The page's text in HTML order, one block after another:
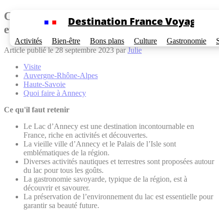
Destination France Voyage
Activités Bien-être Bons plans Culture Gastronomie
Circuit de découverte : Le Lac d’Annecy
et ses merveilles
Article publié le 28 septembre 2023 parJulie
Visite
Auvergne-Rhône-Alpes
Haute-Savoie
Quoi faire à Annecy
Ce qu'il faut retenir
Le Lac d’Annecy est une destination incontournable en
France, riche en activités et découvertes.
La vieille ville d’Annecy et le Palais de l’Isle sont
emblématiques de la région.
Diverses activités nautiques et terrestres sont proposées autour
du lac pour tous les goûts.
La gastronomie savoyarde, typique de la région, est à
découvrir et savourer.
La préservation de l’environnement du lac est essentielle pour
garantir sa beauté future.